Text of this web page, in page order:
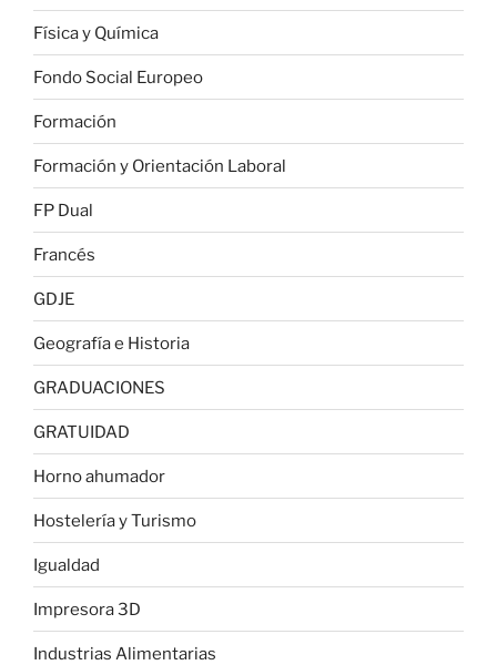
Física y Química
Fondo Social Europeo
Formación
Formación y Orientación Laboral
FP Dual
Francés
GDJE
Geografía e Historia
GRADUACIONES
GRATUIDAD
Horno ahumador
Hostelería y Turismo
Igualdad
Impresora 3D
Industrias Alimentarias